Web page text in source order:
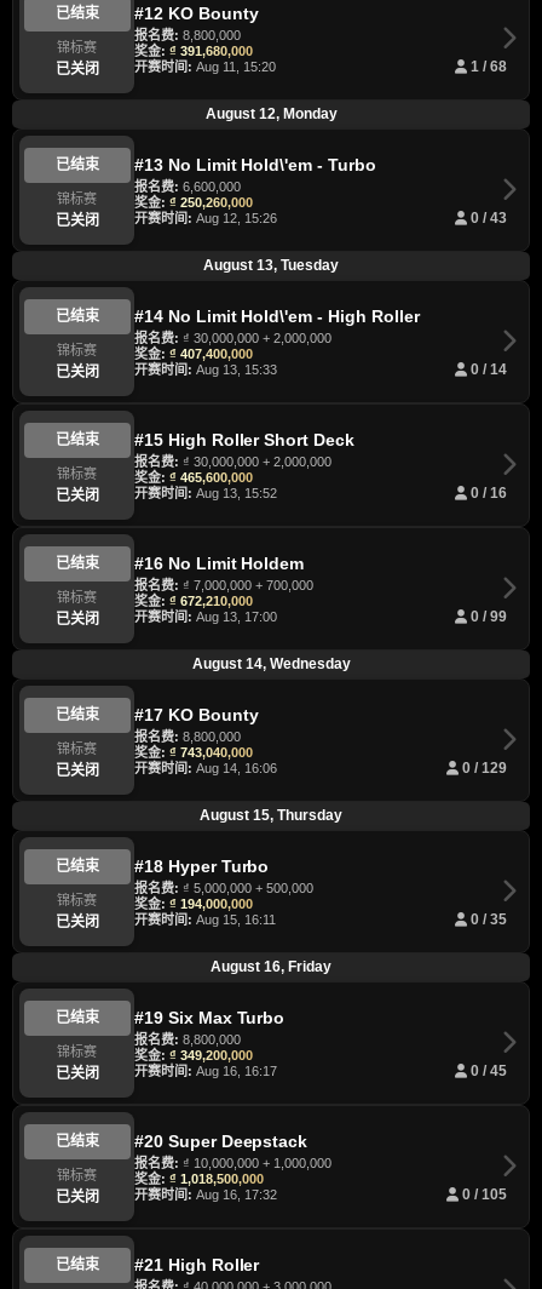
已结束
锦标赛
已关闭
#12 KO Bounty
报名费: 8,800,000
奖金: ₫ 391,680,000
开赛时间: Aug 11, 15:20 1 / 68
August 12, Monday
已结束
锦标赛
已关闭
#13 No Limit Hold\'em - Turbo
报名费: 6,600,000
奖金: ₫ 250,260,000
开赛时间: Aug 12, 15:26 0 / 43
August 13, Tuesday
已结束
锦标赛
已关闭
#14 No Limit Hold\'em - High Roller
报名费: ₫ 30,000,000 + 2,000,000
奖金: ₫ 407,400,000
开赛时间: Aug 13, 15:33 0 / 14
已结束
锦标赛
已关闭
#15 High Roller Short Deck
报名费: ₫ 30,000,000 + 2,000,000
奖金: ₫ 465,600,000
开赛时间: Aug 13, 15:52 0 / 16
已结束
锦标赛
已关闭
#16 No Limit Holdem
报名费: ₫ 7,000,000 + 700,000
奖金: ₫ 672,210,000
开赛时间: Aug 13, 17:00 0 / 99
August 14, Wednesday
已结束
锦标赛
已关闭
#17 KO Bounty
报名费: 8,800,000
奖金: ₫ 743,040,000
开赛时间: Aug 14, 16:06 0 / 129
August 15, Thursday
已结束
锦标赛
已关闭
#18 Hyper Turbo
报名费: ₫ 5,000,000 + 500,000
奖金: ₫ 194,000,000
开赛时间: Aug 15, 16:11 0 / 35
August 16, Friday
已结束
锦标赛
已关闭
#19 Six Max Turbo
报名费: 8,800,000
奖金: ₫ 349,200,000
开赛时间: Aug 16, 16:17 0 / 45
已结束
锦标赛
已关闭
#20 Super Deepstack
报名费: ₫ 10,000,000 + 1,000,000
奖金: ₫ 1,018,500,000
开赛时间: Aug 16, 17:32 0 / 105
已结束 #21 High Roller
报名费: ₫ 40,000,000 + 3,000,000